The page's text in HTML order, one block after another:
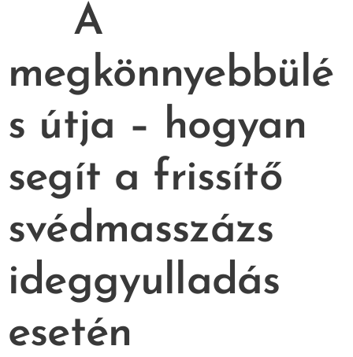
A
megkönnyebbülé
s útja – hogyan
segít a frissítő
svédmasszázs
ideggyulladás
esetén